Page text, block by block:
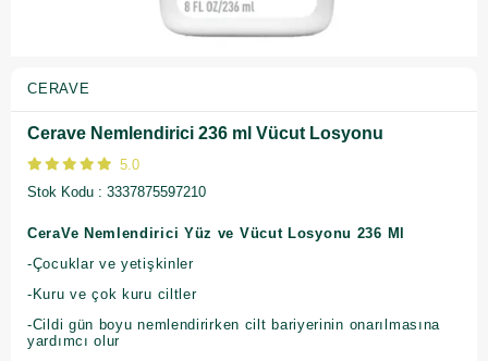
CERAVE
Cerave Nemlendirici 236 ml Vücut Losyonu
5.0
Stok Kodu
3337875597210
CeraVe Nemlendirici Yüz ve Vücut Losyonu 236 Ml
-Çocuklar ve yetişkinler
-Kuru ve çok kuru ciltler
-Cildi gün boyu nemlendirirken cilt bariyerinin onarılmasına
yardımcı olur